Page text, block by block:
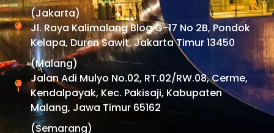
(Jakarta)
Jl. Raya Kalimalang Blog G-17 No 2B, Pondok
Kelapa, Duren Sawit, Jakarta Timur 13450
(Malang)
Jalan Adi Mulyo No.02, RT.02/RW.08, Cerme,
Kendalpayak, Kec. Pakisaji, Kabupaten
Malang, Jawa Timur 65162
(Semarang)